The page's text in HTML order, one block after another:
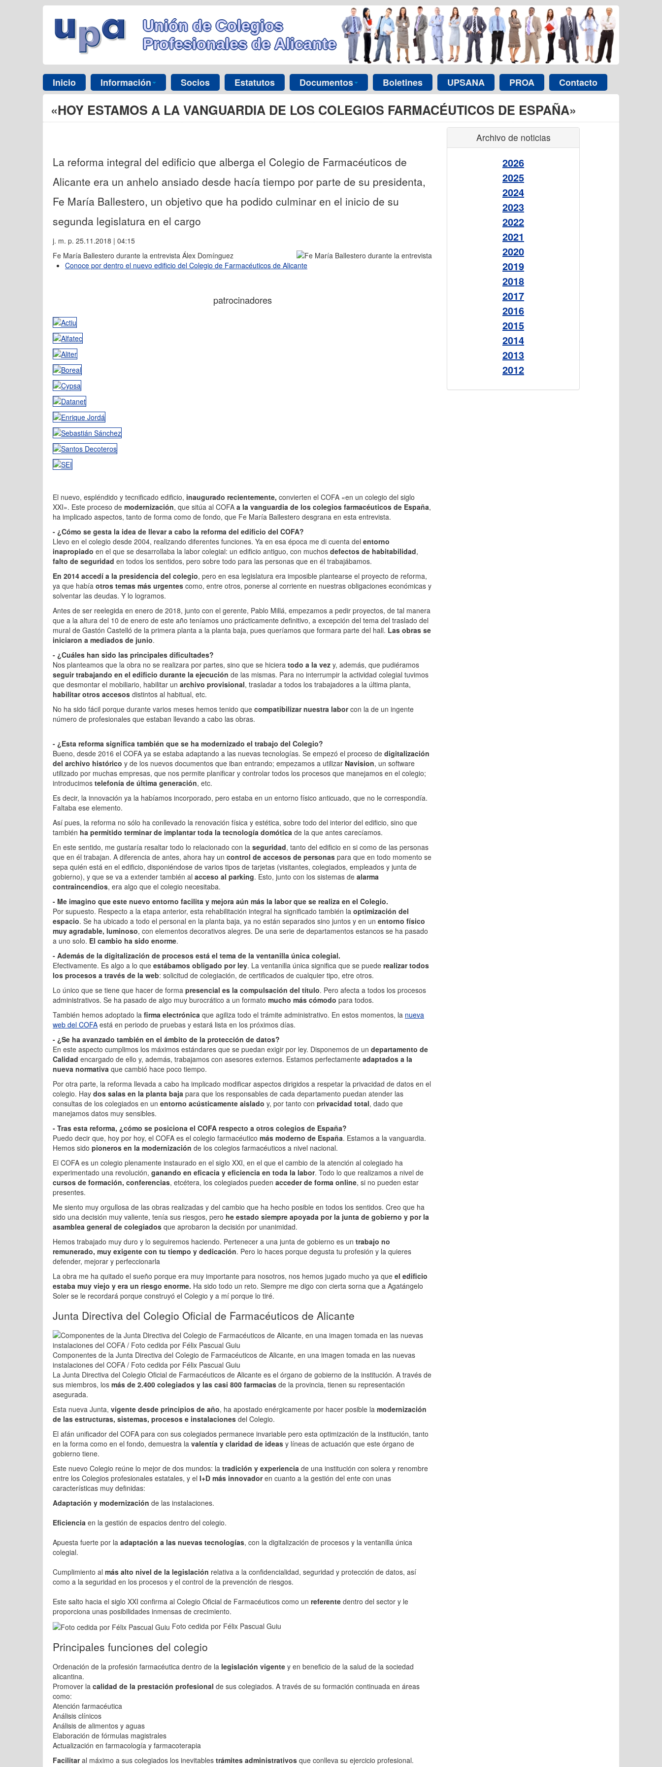
Unión de Colegios
Profesionales de Alicante
Inicio Información Socios Estatutos Documentos Boletines UPSANA PROA Contacto
«HOY ESTAMOS A LA VANGUARDIA DE LOS COLEGIOS FARMACÉUTICOS DE ESPAÑA»
La reforma integral del edificio que alberga el Colegio de Farmacéuticos de
Alicante era un anhelo ansiado desde hacía tiempo por parte de su presidenta,
Fe María Ballestero, un objetivo que ha podido culminar en el inicio de su
segunda legislatura en el cargo
j. m. p. 25.11.2018 | 04:15
Fe María Ballestero durante la entrevista Álex Domínguez
Conoce por dentro el nuevo edificio del Colegio de Farmacéuticos de Alicante
patrocinadores
El nuevo, espléndido y tecnificado edificio, inaugurado recientemente, convierten el COFA «en un colegio del siglo
XXI». Este proceso de modernización, que sitúa al COFA a la vanguardia de los colegios farmacéuticos de España,
ha implicado aspectos, tanto de forma como de fondo, que Fe María Ballestero desgrana en esta entrevista.
- ¿Cómo se gesta la idea de llevar a cabo la reforma del edificio del COFA?
Llevo en el colegio desde 2004, realizando diferentes funciones. Ya en esa época me di cuenta del entorno
inapropiado en el que se desarrollaba la labor colegial: un edificio antiguo, con muchos defectos de habitabilidad,
falto de seguridad en todos los sentidos, pero sobre todo para las personas que en él trabajábamos.
En 2014 accedí a la presidencia del colegio, pero en esa legislatura era imposible plantearse el proyecto de reforma,
ya que había otros temas más urgentes como, entre otros, ponerse al corriente en nuestras obligaciones económicas y
solventar las deudas. Y lo logramos.
Antes de ser reelegida en enero de 2018, junto con el gerente, Pablo Millá, empezamos a pedir proyectos, de tal manera
que a la altura del 10 de enero de este año teníamos uno prácticamente definitivo, a excepción del tema del traslado del
mural de Gastón Castelló de la primera planta a la planta baja, pues queríamos que formara parte del hall. Las obras se
iniciaron a mediados de junio.
- ¿Cuáles han sido las principales dificultades?
Nos planteamos que la obra no se realizara por partes, sino que se hiciera todo a la vez y, además, que pudiéramos
seguir trabajando en el edificio durante la ejecución de las mismas. Para no interrumpir la actividad colegial tuvimos
que desmontar el mobiliario, habilitar un archivo provisional, trasladar a todos los trabajadores a la última planta,
habilitar otros accesos distintos al habitual, etc.
No ha sido fácil porque durante varios meses hemos tenido que compatibilizar nuestra laborcon la de un ingente
número de profesionales que estaban llevando a cabo las obras.
- ¿Esta reforma significa también que se ha modernizado el trabajo del Colegio?
Bueno, desde 2016 el COFA ya se estaba adaptando a las nuevas tecnologías. Se empezó el proceso de digitalización
del archivo histórico y de los nuevos documentos que iban entrando; empezamos a utilizar Navision, un software
utilizado por muchas empresas, que nos permite planificar y controlar todos los procesos que manejamos en el colegio;
introducimos telefonía de última generación, etc.
Es decir, la innovación ya la habíamos incorporado, pero estaba en un entorno físico anticuado, que no le correspondía.
Faltaba ese elemento.
Así pues, la reforma no sólo ha conllevado la renovación física y estética, sobre todo del interior del edificio, sino que
también ha permitido terminar de implantar toda la tecnología domótica de la que antes carecíamos.
En este sentido, me gustaría resaltar todo lo relacionado con la seguridad, tanto del edificio en si como de las personas
que en él trabajan. A diferencia de antes, ahora hay un control de accesos de personas para que en todo momento se
sepa quién está en el edificio, disponiéndose de varios tipos de tarjetas (visitantes, colegiados, empleados y junta de
gobierno), y que se va a extender también al acceso al parking. Esto, junto con los sistemas de alarma
contraincendios, era algo que el colegio necesitaba.
- Me imagino que este nuevo entorno facilita y mejora aún más la labor que se realiza en el Colegio.
Por supuesto. Respecto a la etapa anterior, esta rehabilitación integral ha significado también la optimización del
espacio. Se ha ubicado a todo el personal en la planta baja, ya no están separados sino juntos y en un entorno físico
muy agradable, luminoso, con elementos decorativos alegres. De una serie de departamentos estancos se ha pasado
a uno solo. El cambio ha sido enorme.
- Además de la digitalización de procesos está el tema de la ventanilla única colegial.
Efectivamente. Es algo a lo que estábamos obligado por ley. La ventanilla única significa que se puede realizar todos
los procesos a través de la web: solicitud de colegiación, de certificados de cualquier tipo, etre otros.
Lo único que se tiene que hacer de forma presencial es la compulsación del título. Pero afecta a todos los procesos
administrativos. Se ha pasado de algo muy burocrático a un formato mucho más cómodo para todos.
También hemos adoptado la firma electrónica que agiliza todo el trámite administrativo. En estos momentos, la nueva
web del COFA está en periodo de pruebas y estará lista en los próximos días.
- ¿Se ha avanzado también en el ámbito de la protección de datos?
En este aspecto cumplimos los máximos estándares que se puedan exigir por ley. Disponemos de un departamento de
Calidad encargado de ello y, además, trabajamos con asesores externos. Estamos perfectamente adaptados a la
nueva normativa que cambió hace poco tiempo.
Por otra parte, la reforma llevada a cabo ha implicado modificar aspectos dirigidos a respetar la privacidad de datos en el
colegio. Hay dos salas en la planta baja para que los responsables de cada departamento puedan atender las
consultas de los colegiados en un entorno acústicamente aislado y, por tanto con privacidad total, dado que
manejamos datos muy sensibles.
- Tras esta reforma, ¿cómo se posiciona el COFA respecto a otros colegios de España?
Puedo decir que, hoy por hoy, el COFA es el colegio farmacéutico más moderno de España. Estamos a la vanguardia.
Hemos sido pioneros en la modernización de los colegios farmacéuticos a nivel nacional.
El COFA es un colegio plenamente instaurado en el siglo XXI, en el que el cambio de la atención al colegiado ha
experimentado una revolución, ganando en eficacia y eficiencia en toda la labor. Todo lo que realizamos a nivel de
cursos de formación, conferencias, etcétera, los colegiados pueden acceder de forma online, si no pueden estar
presentes.
Me siento muy orgullosa de las obras realizadas y del cambio que ha hecho posible en todos los sentidos. Creo que ha
sido una decisión muy valiente, tenía sus riesgos, pero he estado siempre apoyada por la junta de gobierno y por la
asamblea general de colegiados que aprobaron la decisión por unanimidad.
Hemos trabajado muy duro y lo seguiremos haciendo. Pertenecer a una junta de gobierno es un trabajo no
remunerado, muy exigente con tu tiempo y dedicación. Pero lo haces porque degusta tu profesión y la quieres
defender, mejorar y perfeccionarla
La obra me ha quitado el sueño porque era muy importante para nosotros, nos hemos jugado mucho ya que el edificio
estaba muy viejo y era un riesgo enorme. Ha sido todo un reto. Siempre me digo con cierta sorna que a Agatángelo
Soler se le recordará porque construyó el Colegio y a mí porque lo tiré.
Junta Directiva del Colegio Oficial de Farmacéuticos de Alicante
Componentes de la Junta Directiva del Colegio de Farmacéuticos de Alicante, en una imagen tomada en las nuevas
instalaciones del COFA / Foto cedida por Félix Pascual Guiu
La Junta Directiva del Colegio Oficial de Farmacéuticos de Alicante es el órgano de gobierno de la institución. A través de
sus miembros, los más de 2.400 colegiados y las casi 800 farmacias de la provincia, tienen su representación
asegurada.
Esta nueva Junta, vigente desde principios de año, ha apostado enérgicamente por hacer posible la modernización
de las estructuras, sistemas, procesos e instalaciones del Colegio.
El afán unificador del COFA para con sus colegiados permanece invariable pero esta optimización de la institución, tanto
en la forma como en el fondo, demuestra la valentía y claridad de ideas y líneas de actuación que este órgano de
gobierno tiene.
Este nuevo Colegio reúne lo mejor de dos mundos: la tradición y experiencia de una institución con solera y renombre
entre los Colegios profesionales estatales, y el I+D más innovadoren cuanto a la gestión del ente con unas
características muy definidas:
Adaptación y modernización de las instalaciones.
Eficiencia en la gestión de espacios dentro del colegio.
Apuesta fuerte por la adaptación a las nuevas tecnologías, con la digitalización de procesos y la ventanilla única
colegial.
Cumplimiento al más alto nivel de la legislación relativa a la confidencialidad, seguridad y protección de datos, así
como a la seguridad en los procesos y el control de la prevención de riesgos.
Este salto hacia el siglo XXI confirma al Colegio Oficial de Farmacéuticos como un referente dentro del sector y le
proporciona unas posibilidades inmensas de crecimiento.
Foto cedida por Félix Pascual Guiu
Principales funciones del colegio
Ordenación de la profesión farmacéutica dentro de la legislación vigente y en beneficio de la salud de la sociedad
alicantina.
Promover la calidad de la prestación profesional de sus colegiados. A través de su formación continuada en áreas
como:
Atención farmacéutica
Análisis clínicos
Análisis de alimentos y aguas
Elaboración de fórmulas magistrales
Actualización en farmacología y farmacoterapia
Facilitaral máximo a sus colegiados los inevitables trámites administrativos que conlleva su ejercicio profesional.
Archivo de noticias
2026
2025
2024
2023
2022
2021
2020
2019
2018
2017
2016
2015
2014
2013
2012